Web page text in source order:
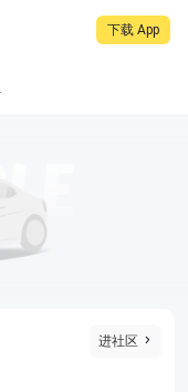
下载 App
进社区